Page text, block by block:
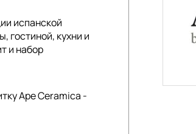
испанской
гостиной, кухни и
и набор
Ape Ceramica -